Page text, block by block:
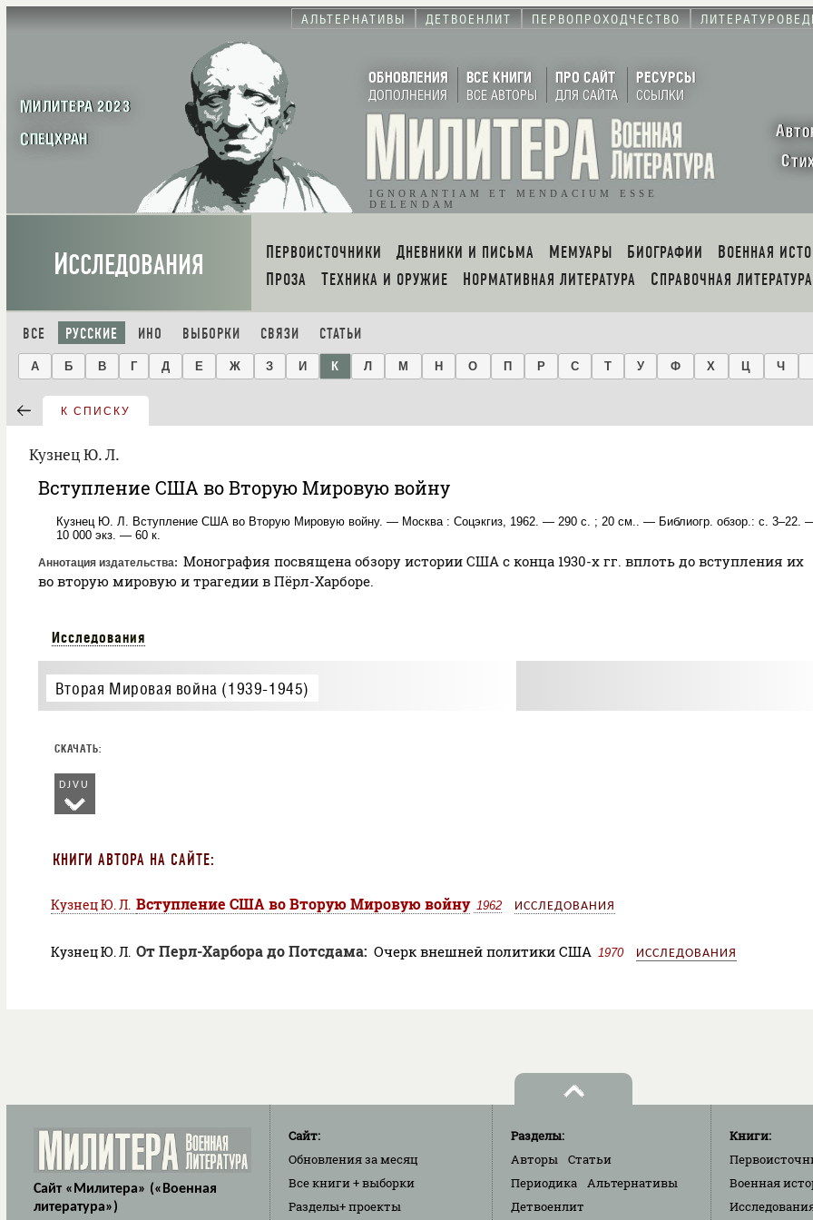
АЛЬТЕРНАТИВЫ ДЕТВОЕНЛИТ ПЕРВОПРОХОДЧЕСТВО
МИЛИТЕРА 2023
СПЕЦХРАН
ОБНОВЛЕНИЯ
ДОПОЛНЕНИЯ
ВСЕ КНИГИ
ВСЕ АВТОРЫ
ПРО САЙТ
ДЛЯ САЙТА
РЕСУРСЫ
ССЫЛКИ
IGNORANTIAM ET MENDACIUM ESSE
DELENDAM
А
С
ИССЛЕДОВАНИЯ ПЕРВОИСТОЧНИКИ ДНЕВНИКИ И ПИСЬМА МЕМУАРЫ БИОГРАФИИ
ВОЕННАЯ
ПРОЗА
ТЕХНИКА И ОРУЖИЕ НОРМАТИВНАЯ ЛИТЕРАТУРА СПРАВОЧНАЯ ЛИТЕРАТУРА
ВСЕ РУССКИЕ ИНО ВЫБОРКИ СВЯЗИ СТАТЬИ
А Б В Г Д Е Ж З И К Л М Н О П Р С Т У Ф Х Ц Ч
К СПИСКУ
Кузнец Ю. Л.
Вступление США во Вторую Мировую войну
Кузнец Ю. Л. Вступление США во Вторую Мировую войну. — Москва : Соцэкгиз, 1962. — 290 с. ; 20 см.. — Библиогр. обзор.: с. 3–22.
10 000 экз. — 60 к.
Аннотация издательства
Монография посвящена обзору истории США с конца 1930-х гг. вплоть до вступления их
во вторую мировую и трагедии в Пёрл-Харборе.
Исследования
Вторая Мировая война (1939-1945)
DJVU
КНИГИ АВТОРА НА САЙТЕ:
Кузнец Ю. Л. Вступление США во Вторую Мировую войну 1962 ИССЛЕДОВАНИЯ
Кузнец Ю. Л. От Перл-Харбора до Потсдама: Очерк внешней политики США 1970 ИССЛЕДОВАНИЯ
Сайт «Милитера» («Военная
литература»)
Сайт:
Обновленияза месяц
Все книги+ выборки
Разделы+ проекты
Разделы:
Авторы
Статьи
Периодика
Альтернативы
Детвоенлит
Книги:
Военная